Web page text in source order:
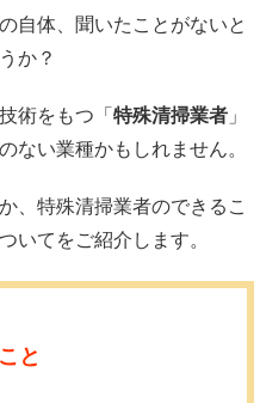
自体、聞いたことがないと
か？
術をもつ「 特殊清掃業者 」
ない業種かもしれません。
、特殊清掃業者のできるこ
いてをご紹介します。
と